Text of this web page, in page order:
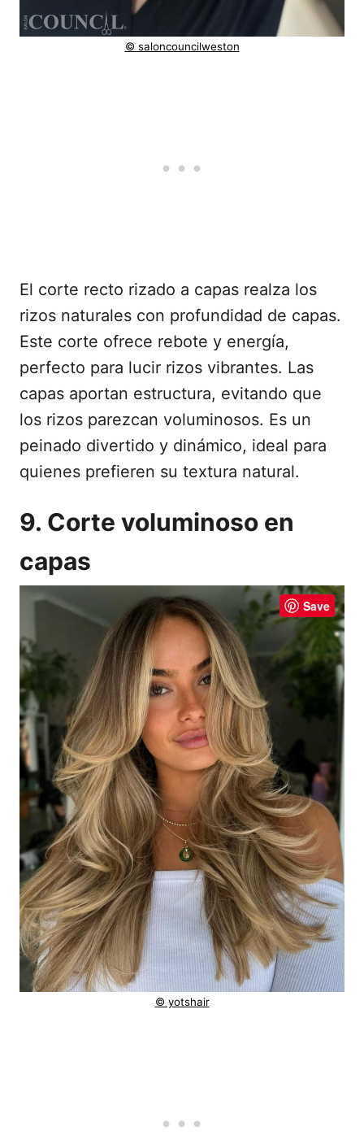
© saloncouncilweston
El corte recto rizado a capas realza los
rizos naturales con profundidad de capas.
Este corte ofrece rebote y energía,
perfecto para lucir rizos vibrantes. Las
capas aportan estructura, evitando que
los rizos parezcan voluminosos. Es un
peinado divertido y dinámico, ideal para
quienes prefieren su textura natural.
9. Corte voluminoso en
capas
Save
© yotshair